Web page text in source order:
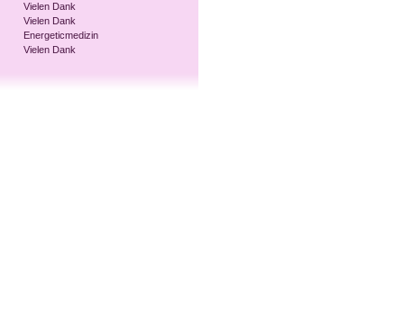
Vielen Dank
Vielen Dank
Energeticmedizin
Vielen Dank